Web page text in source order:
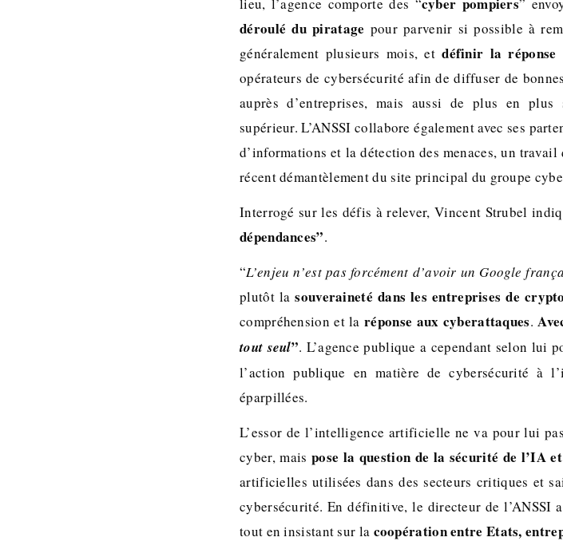
déroulé du piratage pour parvenir si possible à
généralement plusieurs mois, etdéfinir la réponse
opérateurs de cybersécurité afin de diffuser de
auprès d’entreprises, mais aussi de plus en plus
supérieur. L’ANSSI collabore également avec ses
d’informations et la détection des menaces, un
récent démantèlement du site principal du groupe
Interrogé sur les défis à relever, Vincent Strubel
dépendances”.
“L’enjeu n’est pas forcément d’avoir un Google
plutôt lasouveraineté dans les entreprises de
compréhension et laréponse aux cyberattaques.
tout seul”. L’agence publique a cependant selon lui
l’action publique en matière de cybersécurité à
éparpillées.
L’essor de l’intelligence artificielle ne va pour lui
cyber, mais pose la question de la sécurité de l’IA
artificielles utilisées dans des secteurs critiques et
cybersécurité. En définitive, le directeur de l’ANSSI
tout en insistant sur la coopération entre Etats,